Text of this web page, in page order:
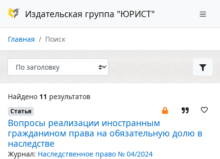
Издательская группа "ЮРИСТ"
Главная Поиск
Найдено 11 результатов
Статья
Вопросы реализации иностранным
гражданином права на обязательную долю в
наследстве
Журнал: Наследственное право № 04/2024